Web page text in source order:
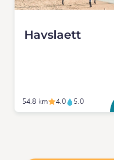
Havslaett
54.8 km 4.0 5.0